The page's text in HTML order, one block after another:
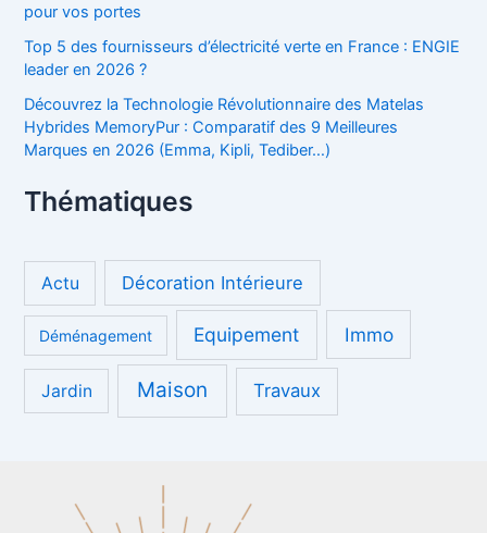
pour vos portes
Top 5 des fournisseurs d’électricité verte en France : ENGIE
leader en 2026 ?
Découvrez la Technologie Révolutionnaire des Matelas
Hybrides MemoryPur : Comparatif des 9 Meilleures
Marques en 2026 (Emma, Kipli, Tediber…)
Thématiques
Actu Décoration Intérieure
Déménagement Equipement Immo
Jardin Maison Travaux